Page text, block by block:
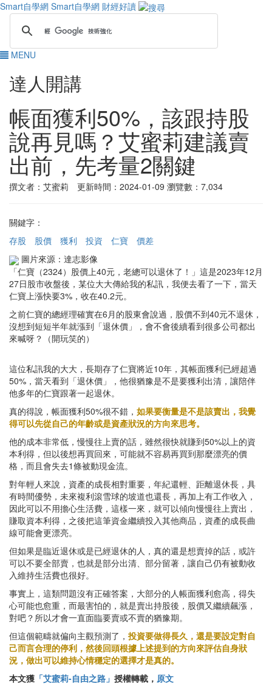
Smart自學網 Smart自學網 財經好讀
MENU
達人開講
帳面獲利50%，該跟持股
說再見嗎？艾蜜莉建議賣
出前，先考量2關鍵
撰文者：艾蜜莉 更新時間：2024-01-09 瀏覽數：7,034
關鍵字：
存股
股價 獲利 投資 仁寶
價差
圖片來源：達志影像
「仁寶（2324）股價上40元，老總可以退休了！」這是2023年12月
27日股市收盤後，某位大大傳給我的私訊，我便去看了一下，當天
仁寶上漲快要3%，收在40.2元。
之前仁寶的總經理確實在6月的股東會說過，股價不到40元不退休，
沒想到短短半年就漲到「退休價」，會不會後續看到很多公司都出
來喊呀？（開玩笑的）
這位私訊我的大大，長期存了仁寶將近10年，其帳面獲利已經超過
50%，當天看到「退休價」，他很猶豫是不是要獲利出清，讓陪伴
他多年的仁寶跟著一起退休。
真的得說，帳面獲利50%很不錯， 如果要衡量是不是該賣出，我覺
得可以先從自己的年齡或是資產狀況的方向來思考。
他的成本非常低，慢慢往上賣的話，雖然很快就賺到50%以上的資
本利得，但以後想再買回來，可能就不容易再買到那麼漂亮的價
格，而且會失去1條被動現金流。
對年輕人來說，資產的成長相對重要，年紀還輕、距離退休長，具
有時間優勢，未來複利滾雪球的坡道也還長，再加上有工作收入，
因此可以不用擔心生活費，這樣一來，就可以傾向慢慢往上賣出，
賺取資本利得，之後把這筆資金繼續投入其他商品，資產的成長曲
線可能會更漂亮。
但如果是臨近退休或是已經退休的人，真的還是想賣掉的話，或許
可以不要全部賣，也就是部分出清、部分留著，讓自己仍有被動收
入維持生活費也很好。
事實上，這類問題沒有正確答案，大部分的人帳面獲利愈高，得失
心可能也愈重，而最害怕的，就是賣出持股後，股價又繼續飆漲，
對吧？所以才會一直面臨要賣或不賣的猶豫期。
但這個範疇就偏向主觀預測了， 投資要做得長久，還是要設定對自
己而言合理的停利，然後回頭根據上述提到的方向來評估自身狀
況，做出可以維持心情穩定的選擇才是真的。
本文獲 「艾蜜莉-自由之路」 授權轉載， 原文